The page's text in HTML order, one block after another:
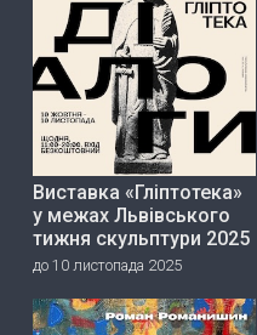
Виставка «Гліптотека»
у межах Львівського
тижня скульптури 2025
до 10 листопада 2025